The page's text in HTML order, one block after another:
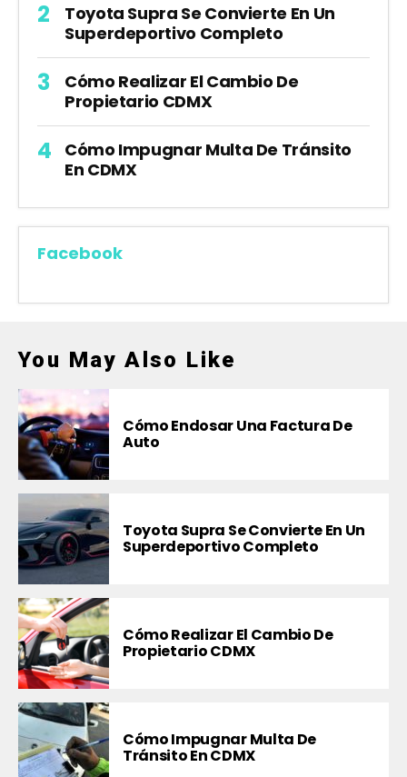
Toyota Supra Se Convierte En Un
Superdeportivo Completo
Cómo Realizar El Cambio De
Propietario CDMX
Cómo Impugnar Multa De Tránsito
En CDMX
Facebook
You May Also Like
Cómo Endosar Una Factura De
Auto
Toyota Supra Se Convierte En Un
Superdeportivo Completo
Cómo Realizar El Cambio De
Propietario CDMX
Cómo Impugnar Multa De
Tránsito En CDMX